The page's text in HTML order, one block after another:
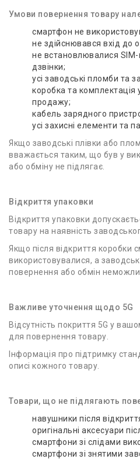
Умови повернення товару
смартфон не
не здійснювався вхід до
не встановлювалися
дзвінки;
усі заводські пломби та
коробка та комплектація
продажу;
кабель зарядного
усі захисні елементи та
Якщо заводські плівки або
вважається таким, що був у
або обміну не підлягає.
Відкриття упаковки
Відкриття упаковки
товару на наявність
Якщо після відкриття коробки
використовувалися, а
повернення або обмін
Важливе уточнення щодо 5G
Відсутність покриття 5G у
для повернення товару.
Інформація про підтримку
описі кожного товару.
Товари, що не підлягають
навушники після
оригінальні аксесуари
смартфони зі слідами
смартфони зі знятими